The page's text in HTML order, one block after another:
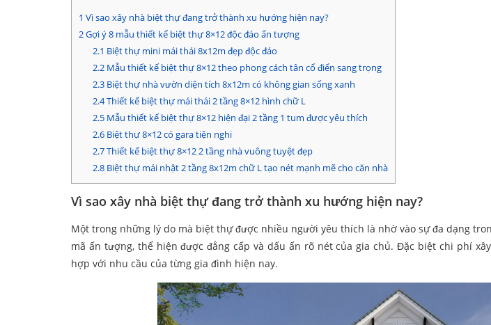
1 Vì sao xây nhà biệt thự đang trở thành xu hướng hiện nay?
2Gợi ý 8 mẫu thiết kế biệt thự 8×12 độc đáo ấn tượng
2.1 Biệt thự mini mái thái 8x12m đẹp độc đáo
2.2Mẫu thiết kế biệt thự 8×12 theo phong cách tân cổ điển sang trọng
2.3Biệt thự nhà vườn diện tích 8x12m có không gian sống xanh
2.4Thiết kế biệt thự mái thái 2 tầng 8×12 hình chữ L
2.5Mẫu thiết kế biệt thự 8×12 hiện đại 2 tầng 1 tum được yêu thích
2.6Biệt thự 8×12 có gara tiện nghi
2.7Thiết kế biệt thự 8×12 2 tầng nhà vuông tuyệt đẹp
2.8Biệt thự mái nhật 2 tầng 8x12m chữ L tạo nét mạnh mẽ cho căn nhà
Vì sao xây nhà biệt thự đang trở thành xu hướng hiện nay?
Một trong những lý do mà biệt thự được nhiều người yêu thích là nhờ vào sự đa dạng
mã ấn tượng, thể hiện được đẳng cấp và dấu ấn rõ nét của gia chủ. Đặc biệt chi phí
hợp với nhu cầu của từng gia đình hiện nay.